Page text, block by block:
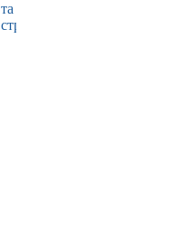
та
страхування